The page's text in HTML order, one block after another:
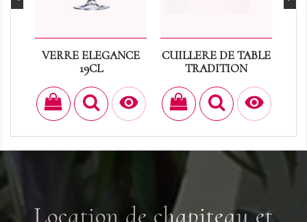
VERRE ELEGANCE
19CL
Prix
0,30 €

CUILLERE DE TABLE
TRADITION
Prix
0,30 €

Location de chapiteau et